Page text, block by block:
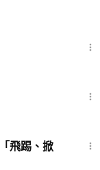
飛踢、掀